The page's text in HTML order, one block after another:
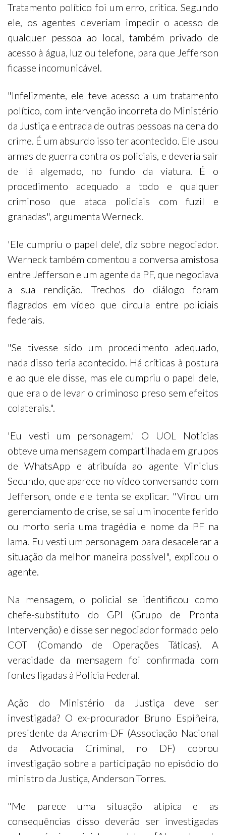
Tratamento político foi um erro, critica. Segundo
ele, os agentes deveriam impedir o acesso de
qualquer pessoa ao local, também privado de
acesso à água, luz ou telefone, para que Jefferson
ficasse incomunicável.
"Infelizmente, ele teve acesso a um tratamento
político, com intervenção incorreta do Ministério
da Justiça e entrada de outras pessoas na cena do
crime. É um absurdo isso ter acontecido. Ele usou
armas de guerra contra os policiais, e deveria sair
de lá algemado, no fundo da viatura. É o
procedimento adequado a todo e qualquer
criminoso que ataca policiais com fuzil e
granadas", argumenta Werneck.
'Ele cumpriu o papel dele', diz sobre negociador.
Werneck também comentou a conversa amistosa
entre Jefferson e um agente da PF, que negociava
a sua rendição. Trechos do diálogo foram
flagrados em vídeo que circula entre policiais
federais.
"Se tivesse sido um procedimento adequado,
nada disso teria acontecido. Há críticas à postura
e ao que ele disse, mas ele cumpriu o papel dele,
que era o de levar o criminoso preso sem efeitos
colaterais.".
'Eu vesti um personagem.' O UOL Notícias
obteve uma mensagem compartilhada em grupos
de WhatsApp e atribuída ao agente Vinicius
Secundo, que aparece no vídeo conversando com
Jefferson, onde ele tenta se explicar. "Virou um
gerenciamento de crise, se sai um inocente ferido
ou morto seria uma tragédia e nome da PF na
lama. Eu vesti um personagem para desacelerar a
situação da melhor maneira possível", explicou o
agente.
Na mensagem, o policial se identificou como
chefe-substituto do GPI (Grupo de Pronta
Intervenção) e disse ser negociador formado pelo
COT (Comando de Operações Táticas). A
veracidade da mensagem foi confirmada com
fontes ligadas à Polícia Federal.
Ação do Ministério da Justiça deve ser
investigada? O ex-procurador Bruno Espiñeira,
presidente da Anacrim-DF (Associação Nacional
da Advocacia Criminal, no DF) cobrou
investigação sobre a participação no episódio do
ministro da Justiça, Anderson Torres.
"Me parece uma situação atípica e as
consequências disso deverão ser investigadas